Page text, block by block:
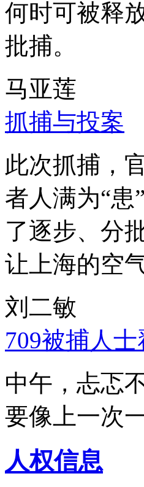
何时可被释
批捕。
马亚莲
抓捕与投案
此次抓捕，
者人满为“
了逐步、分
让上海的空
刘二敏
709被捕人
中午，忐忑
要像上一次
人权信息